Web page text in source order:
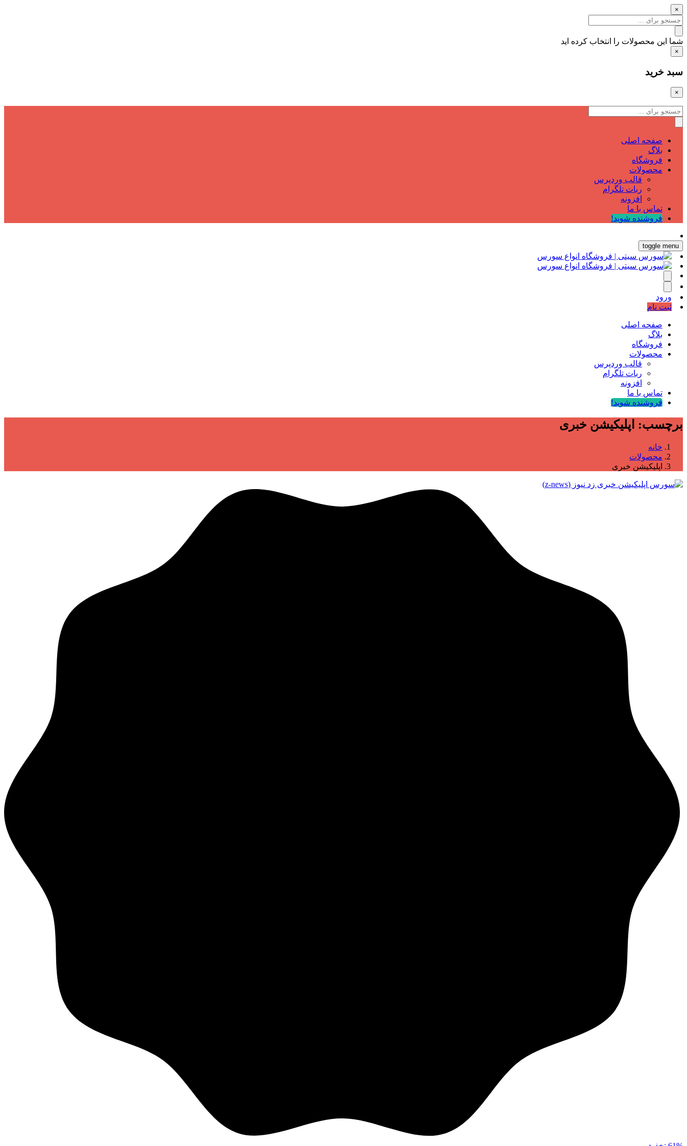
×
شما این محصولات را انتخاب کرده اید
×
سبد خرید
×
صفحه اصلی
بلاگ
فروشگاه
محصولات
قالب وردپرس
ربات تلگرام
افزونه
تماس با ما
فروشنده شوید!
toggle menu
ورود
ثبت نام
صفحه اصلی
بلاگ
فروشگاه
محصولات
قالب وردپرس
ربات تلگرام
افزونه
تماس با ما
فروشنده شوید!
برچسب: اپلیکیشن خبری
خانه
محصولات
اپلیکیشن خبری